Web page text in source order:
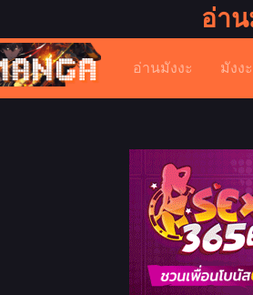
อ่า
อ่านมังงะ มังง